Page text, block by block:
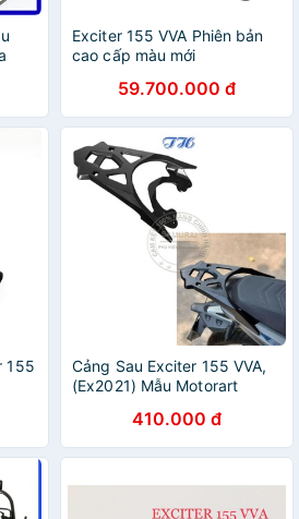
Exciter 155 VVA Phiên bản
cao cấp màu mới
59.700.000 đ
155
Cảng Sau Exciter 155 VVA,
(Ex2021) Mẫu Motorart
410.000 đ